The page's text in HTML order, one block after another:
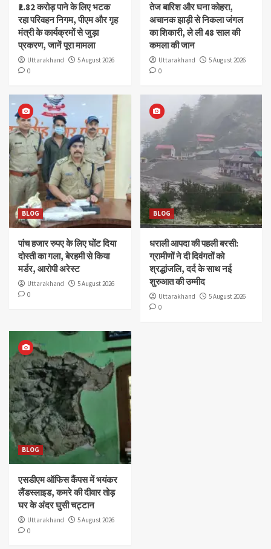
₹2.82 करोड़ पाने के लिए भटक
रहा परिवहन निगम, पीएम और गृह
मंत्री के कार्यक्रमों से जुड़ा
प्रकरण, जानें पूरा मामला
Uttarakhand
5 August 2026
0
तेज बारिश और घना कोहरा,
अचानक झाड़ी से निकला जंगल
का शिकारी, ले ली 48 साल की
कमला की जान
Uttarakhand
5 August 2026
0
BLOG
पांच हजार रुपए के लिए घोंट दिया
दोस्ती का गला, बेरहमी से किया
मर्डर, आरोपी अरेस्ट
Uttarakhand
5 August 2026
0
BLOG
धराली आपदा की पहली बरसी:
ग्रामीणों ने दी दिवंगतों को
श्रद्धांजलि, दर्द के साथ नई
शुरुआत की उम्मीद
Uttarakhand
5 August 2026
0
BLOG
एसडीएम ऑफिस कैंपस में भयंकर
लैंडस्लाइड, कमरे की दीवार तोड़
घर के अंदर घुसी चट्टान
Uttarakhand
5 August 2026
0